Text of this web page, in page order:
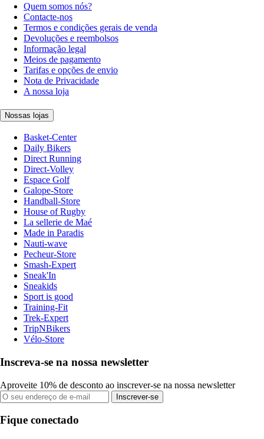
Quem somos nós?
Contacte-nos
Termos e condições gerais de venda
Devoluções e reembolsos
Informação legal
Meios de pagamento
Tarifas e opções de envio
Nota de Privacidade
A nossa loja
Nossas lojas
Basket-Center
Daily Bikers
Direct Running
Direct-Volley
Espace Golf
Galope-Store
Handball-Store
House of Rugby
La sellerie de Maé
Made in Paradis
Nauti-wave
Pecheur-Store
Smash-Expert
Sneak'In
Sneakids
Sport is good
Training-Fit
Trek-Expert
TripNBikers
Vélo-Store
Inscreva-se na nossa newsletter
Aproveite 10% de desconto ao inscrever-se na nossa newsletter
Inscrever-se
Fique conectado